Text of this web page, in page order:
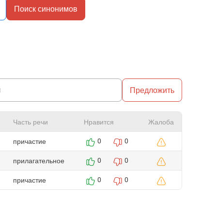
Поиск синонимов
Предложить
Часть речи Нравится Жалоба
причастие 0 0
прилагательное 0 0
причастие 0 0